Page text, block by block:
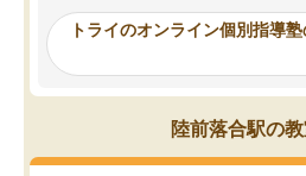
ったんですが、学生の先生から学ぶ
み、徐々に成績が上がったらいいな
思っていました。何が今足りない
を的確に指導いただき、子どもも
くりするほど楽しんでやる気を持
塾を受けています。狙い通り、少
トライのオンライン個別指導
陸前落合駅の